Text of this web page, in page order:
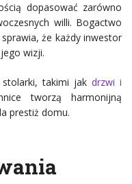
dopasować zarówno
willi. Bogactwo
że każdy inwestor
wizji.
takimi jak drzwi i
tworzą harmonijną
prestiż domu.